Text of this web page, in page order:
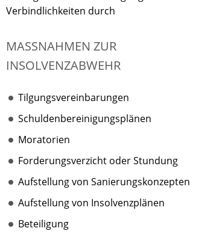
Verbindlichkeiten durch
MASSNAHMEN ZUR I
NSOLVENZABWEHR
Tilgungsvereinbarungen
Schuldenbereinigungsplänen
Moratorien
Forderungsverzicht oder Stundung
Aufstellung von Sanierungskonzepten
Aufstellung von Insolvenzplänen
Beteiligung